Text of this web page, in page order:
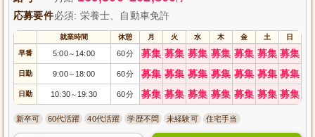
応募要件必須: 栄養士、自動車免許
就業時間 休憩 月 火 水 木 金 土 日
早番 5:00～ 14:00 60分 募集 募集 募集 募集 募集 募集 募集
日勤 9:00～ 18:00 60分 募集 募集 募集 募集 募集 募集 募集
日勤 10:30～ 19:30 60分 募集 募集 募集 募集 募集 募集 募集
新卒可 60代活躍 40代活躍 学歴不問 未経験可 住宅手当